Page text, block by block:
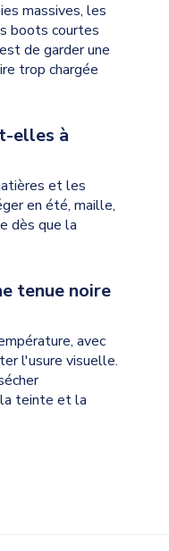
massives, les
boots courtes
de garder une
trop chargée
elles à
et les
en été, maille,
dès que la
tenue noire
avec
l'usure visuelle.
teinte et la